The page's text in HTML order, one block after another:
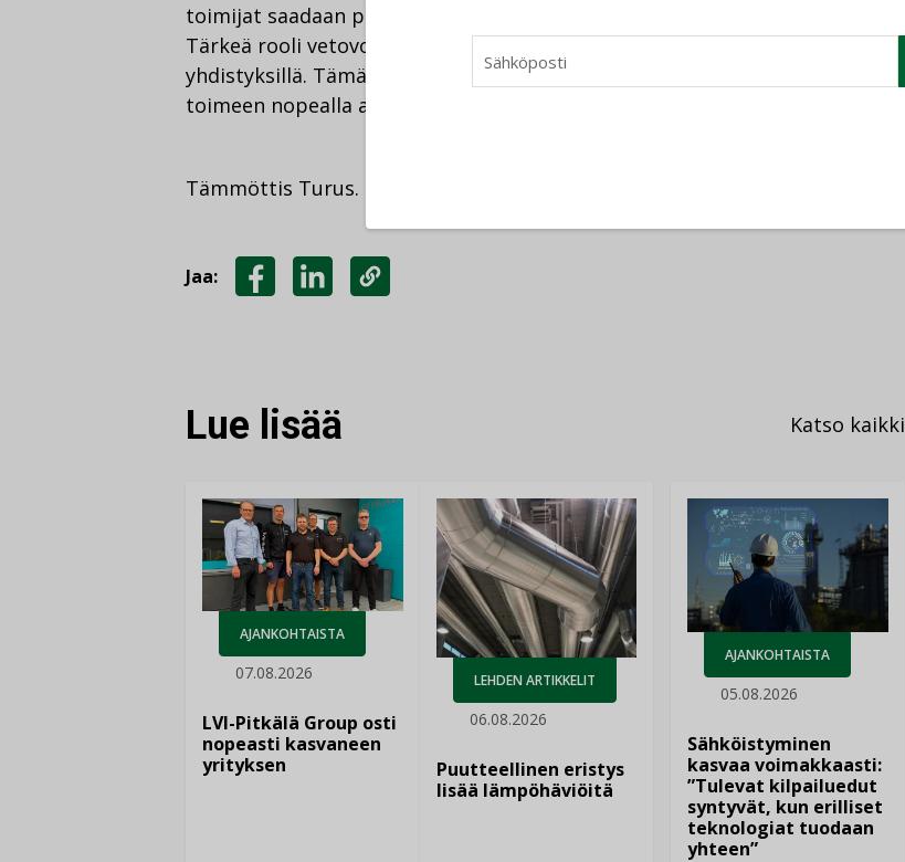
toimijat saadaan puhaltamaan yhteiseen hiileen tärkeän asian puolesta.
Tärkeä rooli vetovoimaisuuden palauttamisessa on alan järjestöillä ja
yhdistyksillä. Tämän kirjoituksen myötä esitän haasteen em. tahoille tarttua
toimeen nopealla aikataululla.
Tämmöttis Turus.
Jaa:
Lue lisää Katso kaikki
AJANKOHTAISTA
07.08.2026
LVI-Pitkälä Group osti
nopeasti kasvaneen
yrityksen
LEHDEN ARTIKKELIT
06.08.2026
Puutteellinen eristys
lisää lämpöhäviöitä
AJANKOHTAISTA
05.08.2026
Sähköistyminen
kasvaa voimakkaasti:
”Tulevat kilpailuedut
syntyvät, kun erilliset
teknologiat tuodaan
yhteen”